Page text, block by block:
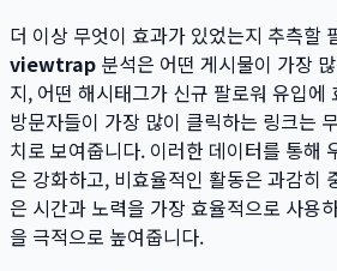
더 이상 무엇이 효과가 있었는지 추측할
viewtrap 분석은 어떤 게시물이 가장
지, 어떤 해시태그가 신규 팔로워 유입에
방문자들이 가장 많이 클릭하는 링크는
치로 보여줍니다. 이러한 데이터를 통해
은 강화하고, 비효율적인 활동은 과감히
은 시간과 노력을 가장 효율적으로 사용
을 극적으로 높여줍니다.